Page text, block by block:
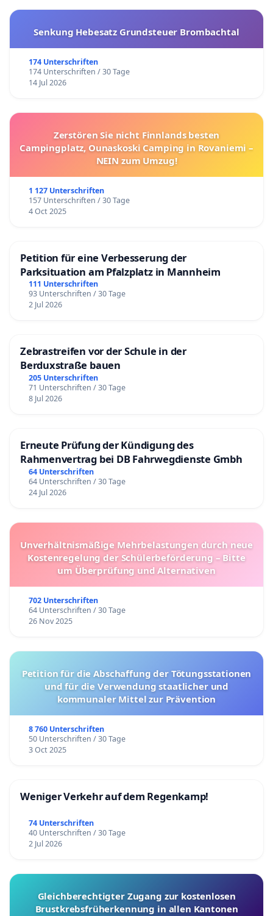
Senkung Hebesatz Grundsteuer Brombachtal
174 Unterschriften
174 Unterschriften / 30 Tage
14 Jul 2026
Zerstören Sie nicht Finnlands besten
Campingplatz, Ounaskoski Camping in Rovaniemi –
NEIN zum Umzug!
1 127 Unterschriften
157 Unterschriften / 30 Tage
4 Oct 2025
Petition für eine Verbesserung der
Parksituation am Pfalzplatz in Mannheim
111 Unterschriften
93 Unterschriften / 30 Tage
2 Jul 2026
Zebrastreifen vor der Schule in der
Berduxstraße bauen
205 Unterschriften
71 Unterschriften / 30 Tage
8 Jul 2026
Erneute Prüfung der Kündigung des
Rahmenvertrag bei DB Fahrwegdienste Gmbh
64 Unterschriften
64 Unterschriften / 30 Tage
24 Jul 2026
Unverhältnismäßige Mehrbelastungen durch neue
Kostenregelung der Schülerbeförderung – Bitte
um Überprüfung und Alternativen
702 Unterschriften
64 Unterschriften / 30 Tage
26 Nov 2025
Petition für die Abschaffung der Tötungsstationen
und für die Verwendung staatlicher und
kommunaler Mittel zur Prävention
8 760 Unterschriften
50 Unterschriften / 30 Tage
3 Oct 2025
Weniger Verkehr auf dem Regenkamp!
74 Unterschriften
40 Unterschriften / 30 Tage
2 Jul 2026
Gleichberechtigter Zugang zur kostenlosen
Brustkrebsfrüherkennung in allen Kantonen